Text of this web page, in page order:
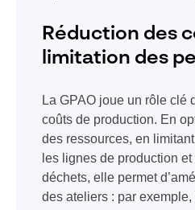
Réduction des
limitation des
La GPAO joue un rôle clé
coûts de production. En
des ressources, en
les lignes de production
déchets, elle permet
des ateliers : par exemple,